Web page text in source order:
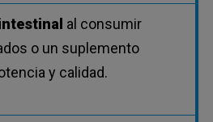
al consumir
o un suplemento
y calidad.